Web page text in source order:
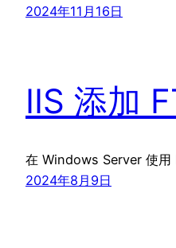
2024年11月16日
IIS 添加
在 Windows Server 使用
2024年8月9日